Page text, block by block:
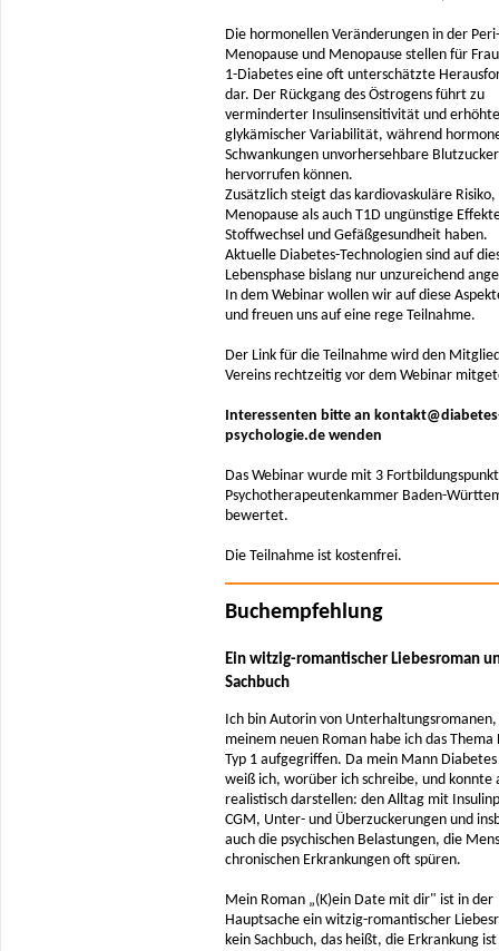
Die hormonellen Veränderungen in der Peri-
Menopause und Menopause stellen für
1-Diabetes eine oft unterschätzte
dar. Der Rückgang des Östrogens führt zu
verminderter Insulinsensitivität und
glykämischer Variabilität, während
Schwankungen unvorhersehbare
hervorrufen können.
Zusätzlich steigt das kardiovaskuläre
Menopause als auch T1D ungünstige
Stoffwechsel und Gefäßgesundheit haben.
Aktuelle Diabetes-Technologien sind auf
Lebensphase bislang nur unzureichend
In dem Webinar wollen wir auf diese
und freuen uns auf eine rege Teilnahme.
Der Link für die Teilnahme wird den
Vereins rechtzeitig vor dem Webinar
Interessenten bitte an
psychologie.de wenden
Das Webinar wurde mit 3
Psychotherapeutenkammer Baden-
bewertet.
Die Teilnahme ist kostenfrei.
Buchempfehlung
Ein witzig-romantischer Liebesroman
Sachbuch
Ich bin Autorin von Unterhaltungsromanen,
meinem neuen Roman habe ich das Thema
Typ 1 aufgegriffen. Da mein Mann
weiß ich, worüber ich schreibe, und konnte
realistisch darstellen: den Alltag mit
CGM, Unter- und Überzuckerungen und
auch die psychischen Belastungen, die
chronischen Erkrankungen oft spüren.
Mein Roman „(K)ein Date mit dir" ist in der
Hauptsache ein witzig-romantischer
kein Sachbuch, das heißt, die Erkrankung